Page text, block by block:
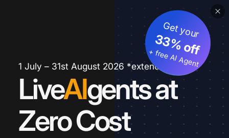
1 July – 31st August 2026 *extended
LiveAIgents at
Zero Cost
Get your
33% off
+ free AI Agent